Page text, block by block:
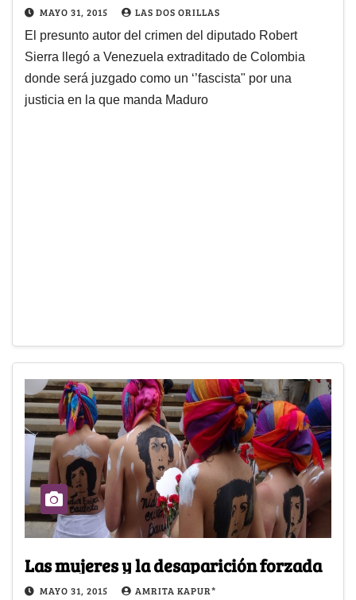
MAYO 31, 2015 LAS DOS ORILLAS
El presunto autor del crimen del diputado Robert
Sierra llegó a Venezuela extraditado de Colombia
donde será juzgado como un ‘’fascista" por una
justicia en la que manda Maduro
Las mujeres y la desaparición forzada
MAYO 31, 2015 AMRITA KAPUR*